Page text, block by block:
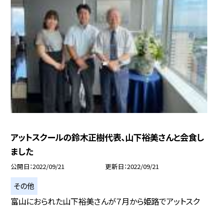
アットスクールの鈴木正樹代表、山下裕美さんと会食し
ました
公開日 2022/09/21 更新日 2022/09/21
その他
富山におられた山下裕美さんが７月から姫路でアットスク